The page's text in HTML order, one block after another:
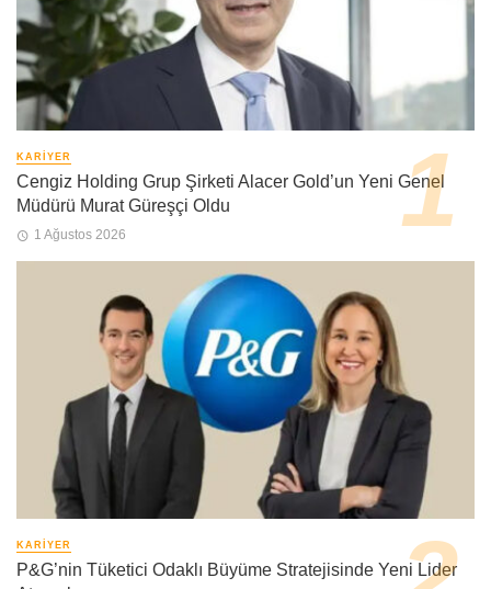
KARIYER
Cengiz Holding Grup Şirketi Alacer Gold’un Yeni Genel
Müdürü Murat Güreşçi Oldu
1 Ağustos 2026
KARIYER
P&G’nin Tüketici Odaklı Büyüme Stratejisinde Yeni Lider